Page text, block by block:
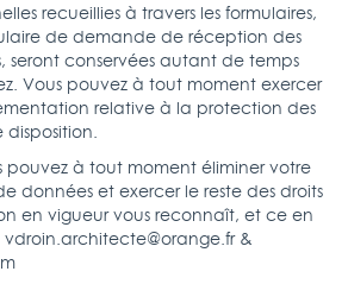
recueillies à travers les formulaires,
de demande de réception des
seront conservées autant de temps
Vous pouvez à tout moment exercer
relative à la protection des
pouvez à tout moment éliminer votre
données et exercer le reste des droits
en vigueur vous reconnaît, et ce en
&